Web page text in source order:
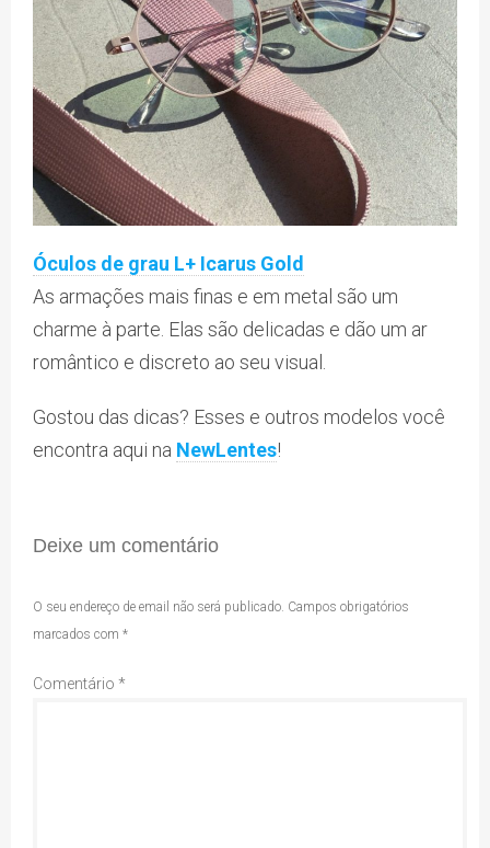
Óculos de grau L+ Icarus Gold
As armações mais finas e em metal são um
charme à parte. Elas são delicadas e dão um ar
romântico e discreto ao seu visual.
Gostou das dicas? Esses e outros modelos você
encontra aqui na NewLentes!
Deixe um comentário
O seu endereço de email não será publicado. Campos obrigatórios
marcados com *
Comentário *